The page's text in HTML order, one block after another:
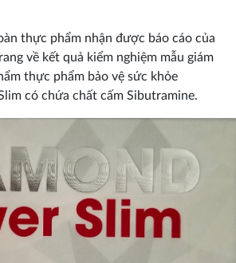
thực phẩm nhận được báo cáo của
về kết quả kiểm nghiệm mẫu giám
thực phẩm bảo vệ sức khỏe
có chứa chất cấm Sibutramine.